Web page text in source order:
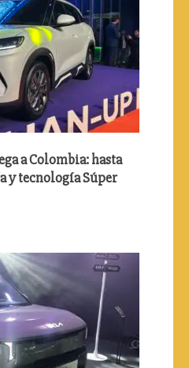
a Colombia: hasta
y tecnología Súper